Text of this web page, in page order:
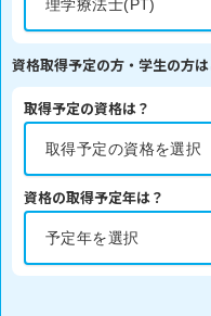
資格取得予定の方・学生の方
取得予定の資格は？
資格の取得予定年は？